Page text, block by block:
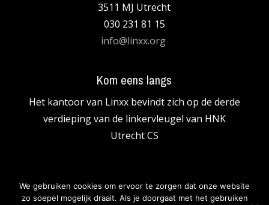
3511 MJ Utrecht
030 231 81 15
info@linxx.org
Kom eens langs
Het kantoor van Linxx bevindtzich op de derde
verdieping van de linkervleugel van HNK
UtrechtCS
© 2026Linxx |Webdesign by Snugger
We gebruiken cookies om ervoor te zorgen dat onze website
zo soepel mogelijk draait. Als je doorgaat met het gebruiken